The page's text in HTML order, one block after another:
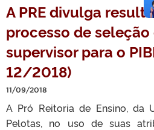
A PRE divulga
processo de
supervisor para o
12/2018)
11/09/2018
A Pró Reitoria de Ensino, da
Pelotas, no uso de suas